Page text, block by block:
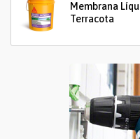
Membrana
Terracota